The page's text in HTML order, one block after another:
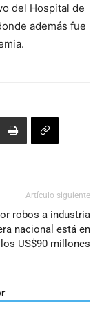
del Hospital de
además fue
Artículo siguiente
robos a industria
nacional está en
los US$90 millones